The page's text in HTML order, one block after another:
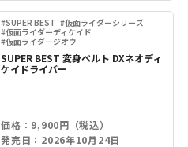
#SUPER BEST #仮面ライダーシリーズ
#仮面ライダーディケイド
#仮面ライダージオウ
SUPER BEST 変身ベルト DXネオディ
ケイドライバー
価格：9,900円（税込）
発売日：2026年10月24日